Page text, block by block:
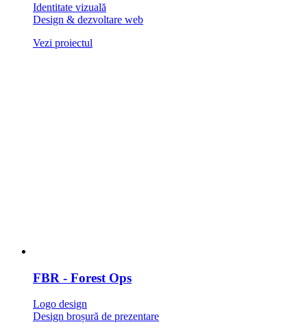
Identitate vizuală
Design & dezvoltare web
Vezi proiectul
FBR - Forest Ops
Logo design
Design broșură de prezentare